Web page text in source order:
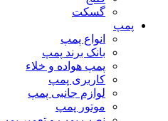
گسکت
پمپ
انواع پمپ
بانک برند پمپ
پمپ هواده و خلاء
کاربری پمپ
لوازم جانبی پمپ
موتور پمپ